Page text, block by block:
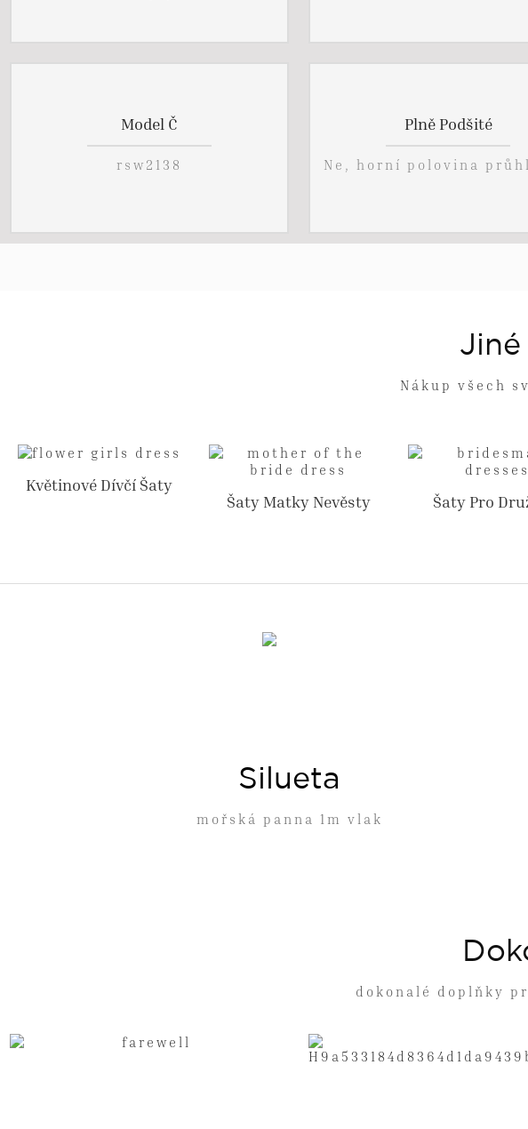
Model Č
rsw2138
Plně Podšité
Ne, horní polovina
Jiné
Nákup všech
Květinové Dívčí Šaty
Šaty Matky Nevěsty
Šaty Pro
Silueta
mořská panna 1m vlak
dokonalé doplňky